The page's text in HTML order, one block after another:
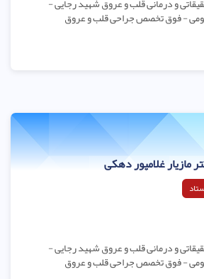
- فوق تخصص جراحی قلب و عروق
مازیار غلامپور دهکی
و درمانی قلب و عروق شهید رجایی -
- فوق تخصص جراحی قلب و عروق